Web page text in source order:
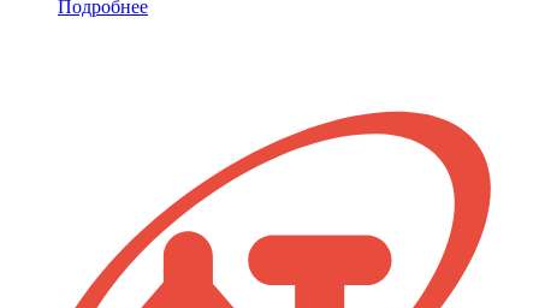
плоская
Подробнее